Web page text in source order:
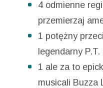
4 odmienne
przemierzaj
1 potężny
legendarny P.T.
1 ale za to
musicali Buzza